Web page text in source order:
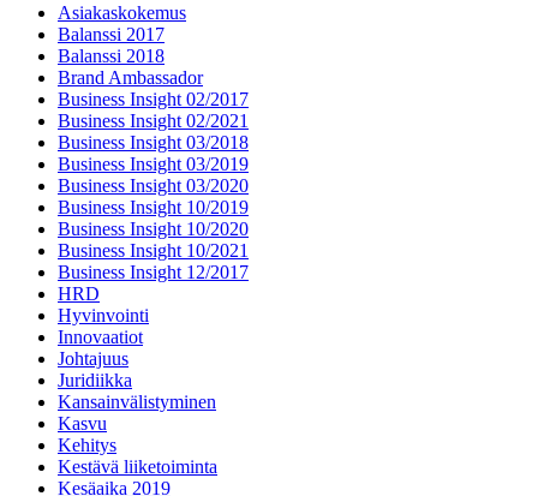
Asiakaskokemus
Balanssi 2017
Balanssi 2018
Brand Ambassador
Business Insight 02/2017
Business Insight 02/2021
Business Insight 03/2018
Business Insight 03/2019
Business Insight 03/2020
Business Insight 10/2019
Business Insight 10/2020
Business Insight 10/2021
Business Insight 12/2017
HRD
Hyvinvointi
Innovaatiot
Johtajuus
Juridiikka
Kansainvälistyminen
Kasvu
Kehitys
Kestävä liiketoiminta
Kesäaika 2019